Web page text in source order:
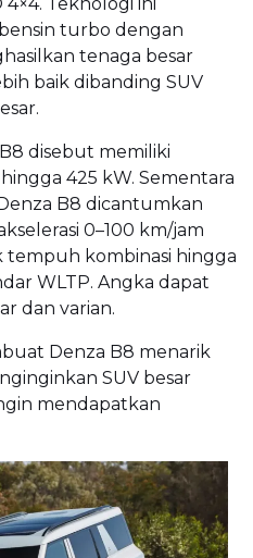
turbo dengan
tenaga besar
baik dibanding SUV
disebut memiliki
425 kW. Sementara
B8 dicantumkan
0–100 km/jam
tempuh kombinasi hingga
WLTP. Angka dapat
dan varian.
Denza B8 menarik
SUV besar
mendapatkan